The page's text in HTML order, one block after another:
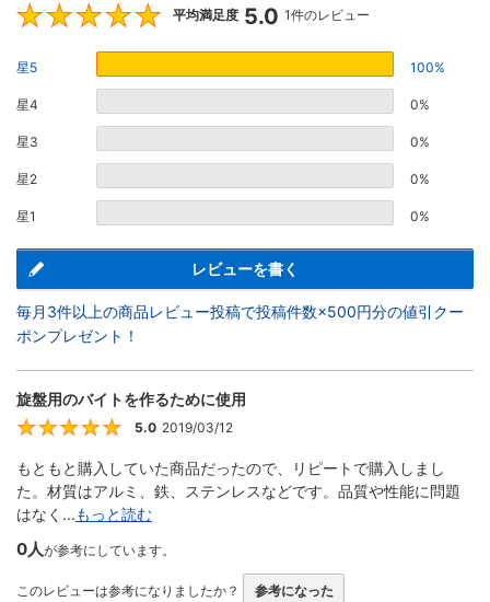
5
平均満足度 5.0 1件のレビュー
星5 100%
星4 0%
星3 0%
星2 0%
星1 0%
レビューを書く
毎月3件以上の商品レビュー投稿で投稿件数×500円分の値引クー
ポンプレゼント！
旋盤用のバイトを作るために使用
5
5.0 2019/03/12
もともと購入していた商品だったので、リピートで購入しまし
た。材質はアルミ、鉄、ステンレスなどです。品質や性能に問題
はなく...もっと読む
0人が参考にしています。
このレビューは参考になりましたか？ 参考になった